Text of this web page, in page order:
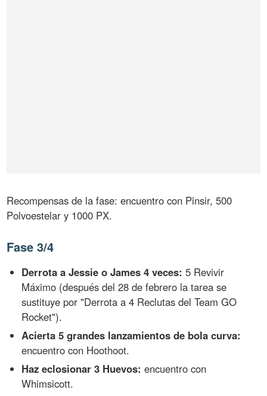
Recompensas de la fase: encuentro con Pinsir, 500
Polvoestelar y 1000 PX.
Fase 3/4
Derrota a Jessie o James 4 veces: 5 Revivir
Máximo (después del 28 de febrero la tarea se
sustituye por "Derrota a 4 Reclutas del Team GO
Rocket").
Acierta 5 grandes lanzamientos de bola curva:
encuentro con Hoothoot.
Haz eclosionar 3 Huevos: encuentro con
Whimsicott.